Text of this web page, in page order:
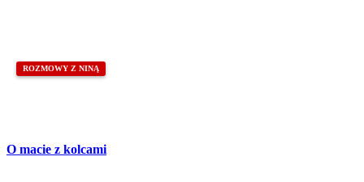
ROZMOWY Z NINĄ
O macie z kolcami